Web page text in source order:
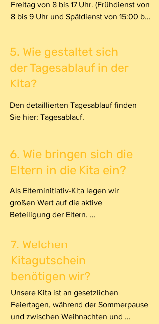
Freitag von 8 bis 17 Uhr. (Frühdienst von
8 bis 9 Uhr und Spätdienst von 15:00 bis
5.⁠ ⁠Wie gestaltet sich
der Tagesablauf in der
Kita?
Den detaillierten Tagesablauf finden
Sie hier: Tagesablauf.
6.⁠ ⁠Wie bringen sich die
Eltern in die Kita ein?
Als Elterninitiativ-Kita legen wir
großen Wert auf die aktive
Beteiligung der Eltern.
Betreuungsteam jeden Montag von
15:00 bis 17:00 Uhr von Eltern im
rotierenden System unterstützt.
Darüber hinaus gibt es
Veranstaltungen, bei denen die
Mitarbeit der Eltern gefragt ist.
7.⁠ ⁠Welchen
Kitagutschein
benötigen wir?
Unsere Kita ist an gesetzlichen
Feiertagen, während der Sommerpause
und zwischen Weihnachten und